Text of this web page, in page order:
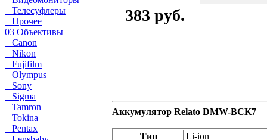
Телесуфлеры
Прочее
03 Объективы
Canon
Nikon
Fujifilm
Olympus
Sony
Sigma
Tamron
Tokina
Pentax
383 руб.
Аккумулятор Relato DMW-BCK7
Тип
Li-ion